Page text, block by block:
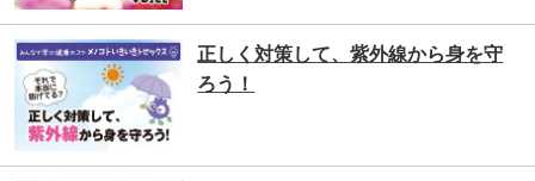
正しく対策して、紫外線から身を守
ろう！